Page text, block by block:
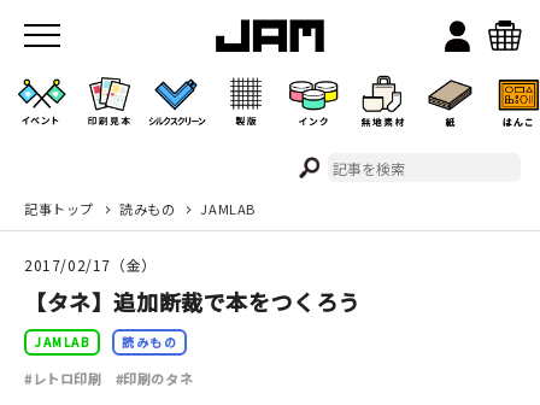
JAMのこと
お店/ワークスペース
記事トップ 読みもの JAMLAB
2017/02/17（金）
【タネ】追加断裁で本をつくろう
JAMLAB 読みもの
#レトロ印刷 #印刷のタネ